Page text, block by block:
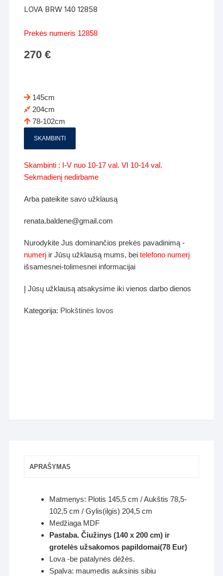
LOVA BRW 140 12858
Prekės numeris 12858
270€
145cm
204cm
78-102cm
SKAMBINTI
Skambinti : I-V nuo 10-17 val. VI 10-14 val.
Sekmadienį nedirbame
Arba pateikite savo užklausą
renata.baldene@gmail.com
Nurodykite Jus dominančios prekės pavadinimą -
numerį ir Jūsų užklausą mums, beitelefono numerį
išsamesnei-tolimesnei informacijai
Į Jūsų užklausą atsakysime iki vienos darbo dienos
Kategorija: Plokštinės lovos
APRAŠYMAS
Matmenys: Plotis 145,5 cm / Aukštis 78,5-
102,5 cm / Gylis(ilgis) 204,5 cm
Medžiaga MDF
Pastaba. Čiužinys (140 x 200 cm) ir
grotelės užsakomos papildomai(78 Eur)
Lova -be patalynės dėžės.
Spalva: maumedis auksinis sibiu